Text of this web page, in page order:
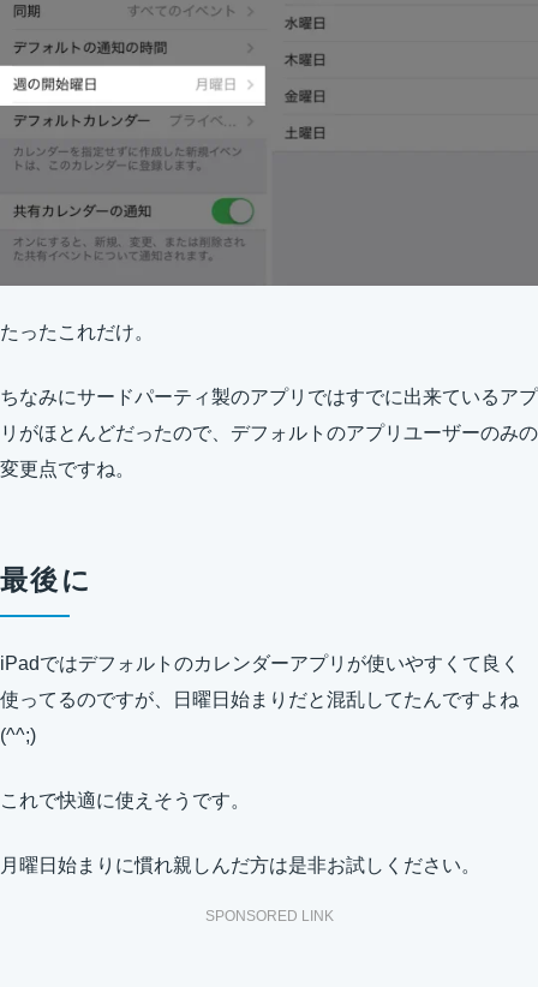
たったこれだけ。
ちなみにサードパーティ製のアプリではすでに出来ているアプ
リがほとんどだったので、デフォルトのアプリユーザーのみの
変更点ですね。
最後に
iPadではデフォルトのカレンダーアプリが使いやすくて良く
使ってるのですが、日曜日始まりだと混乱してたんですよね
(^^;)
これで快適に使えそうです。
月曜日始まりに慣れ親しんだ方は是非お試しください。
SPONSORED LINK